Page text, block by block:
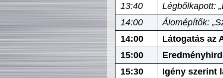
13:40
Légbőlkapott:
14:00
Álomépítők:
14:00
Látogatás az
15:00
15:30
Igény szerint